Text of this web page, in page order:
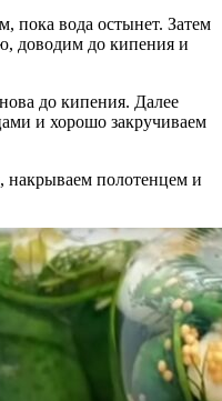
пока вода остынет. Затем
доводим до кипения и
до кипения. Далее
и хорошо закручиваем
накрываем полотенцем и